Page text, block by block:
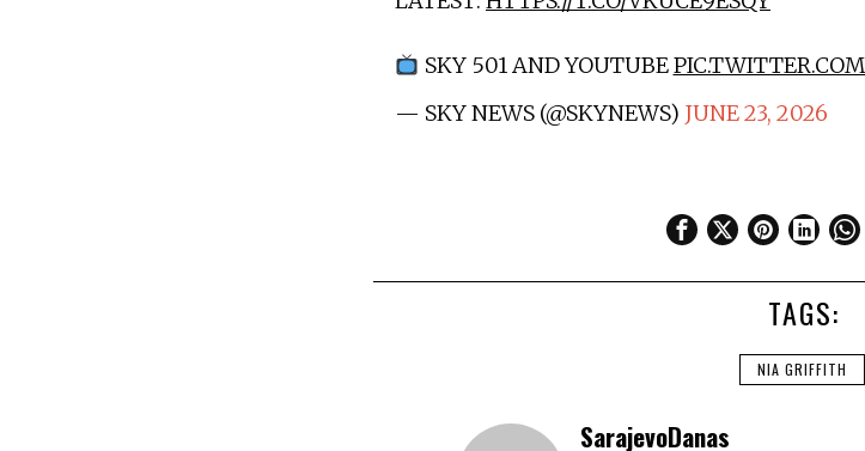
SKY 501 AND YOUTUBE
— SKY NEWS (@SKYNEWS) JUNE 23, 2026
TAGS:
NIA GRIFFITH
SarajevoDanas